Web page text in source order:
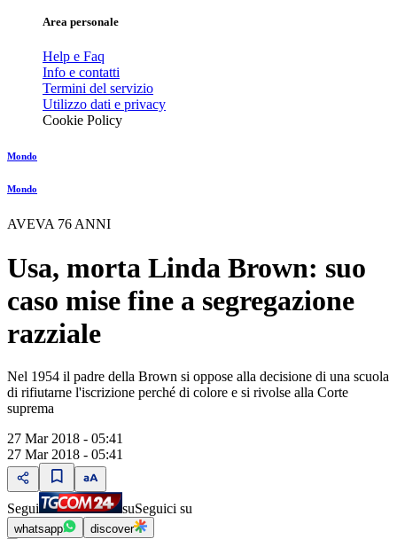
Area personale
Help e Faq
Info e contatti
Termini del servizio
Utilizzo dati e privacy
Cookie Policy
Mondo
Mondo
AVEVA 76 ANNI
Usa, morta Linda Brown: suo
caso mise fine a segregazione
razziale
Nel 1954 il padre della Brown si oppose alla decisione di una scuola
di rifiutarne l'iscrizione perché di colore e si rivolse alla Corte
suprema
27 Mar 2018 - 05:41
27 Mar 2018 - 05:41
Segui suSeguici su
whatsapp discover